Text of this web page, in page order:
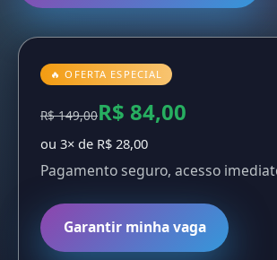
🔥 OFERTA ESPECIAL
R$ 149,00R$ 84,00
ou 3× de R$ 28,00
Pagamento seguro, acesso
Garantir minha vaga